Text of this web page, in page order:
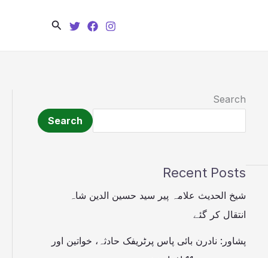
Search
Search
Search
Recent Posts
شیخ الحدیث علامہ پیر سید حسین الدین شاہ
انتقال کر گئے
پشاور: نادرن بائی پاس پرٹریفک حادثہ، خواتین اور